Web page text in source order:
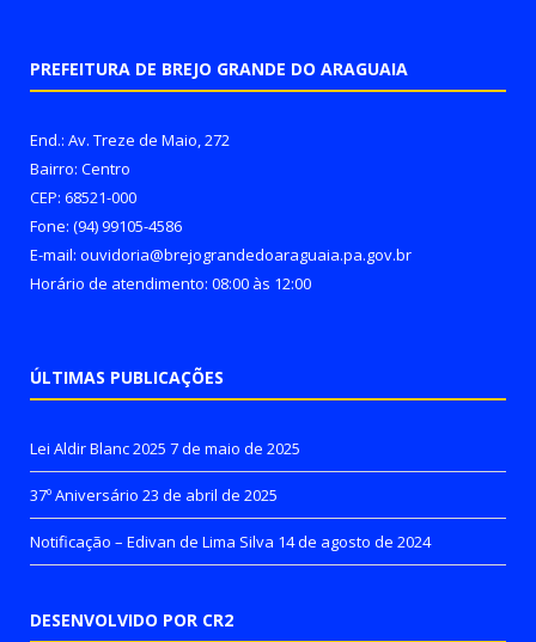
PREFEITURA DE BREJO GRANDE DO ARAGUAIA
End.: Av. Treze de Maio, 272
Bairro: Centro
CEP: 68521-000
Fone: (94) 99105-4586
E-mail: ouvidoria@brejograndedoaraguaia.pa.gov.br
Horário de atendimento: 08:00 às 12:00
ÚLTIMAS PUBLICAÇÕES
Lei Aldir Blanc 2025 7 de maio de 2025
37º Aniversário 23 de abril de 2025
Notificação – Edivan de Lima Silva 14 de agosto de 2024
DESENVOLVIDO POR CR2